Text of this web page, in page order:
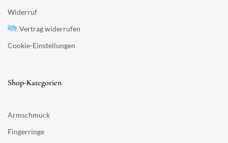
Widerruf
Vertrag widerrufen
Cookie-Einstellungen
Shop-Kategorien
Armschmuck
Fingerringe